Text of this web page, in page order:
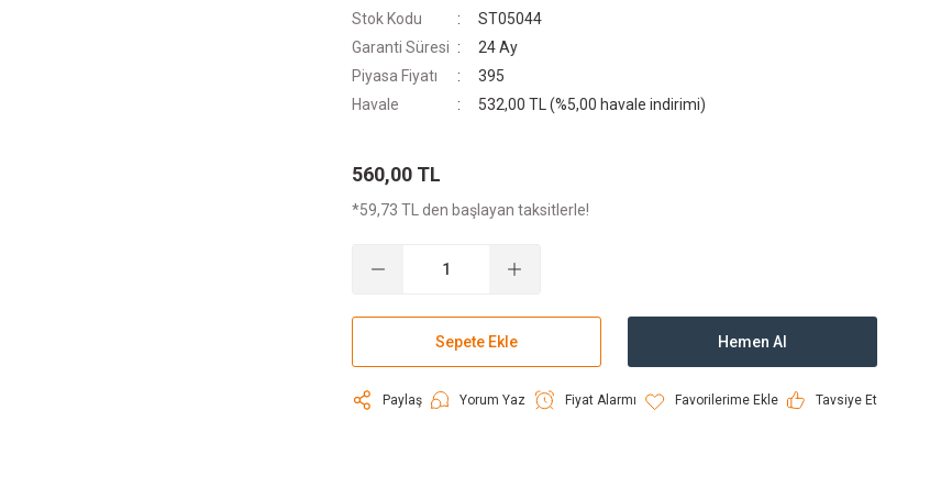
Stok Kodu
ST05044
Garanti Süresi
24 Ay
Piyasa Fiyatı
395
Havale
532,00 TL (%5,00 havale indirimi)
560,00 TL
*59,73 TL den başlayan taksitlerle!
Sepete Ekle Hemen Al
Paylaş Yorum Yaz Fiyat Alarmı Tavsiye Et